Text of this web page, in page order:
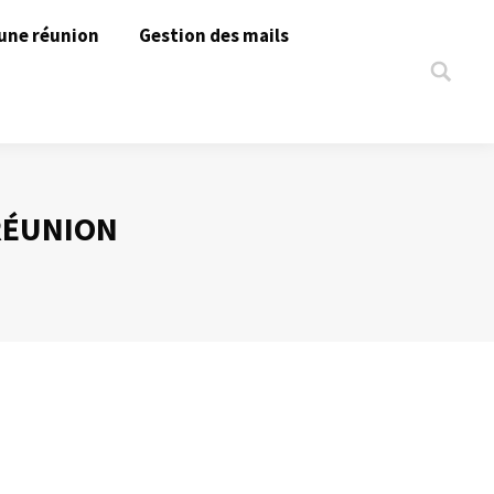
réunion Gestion des mails
Search: